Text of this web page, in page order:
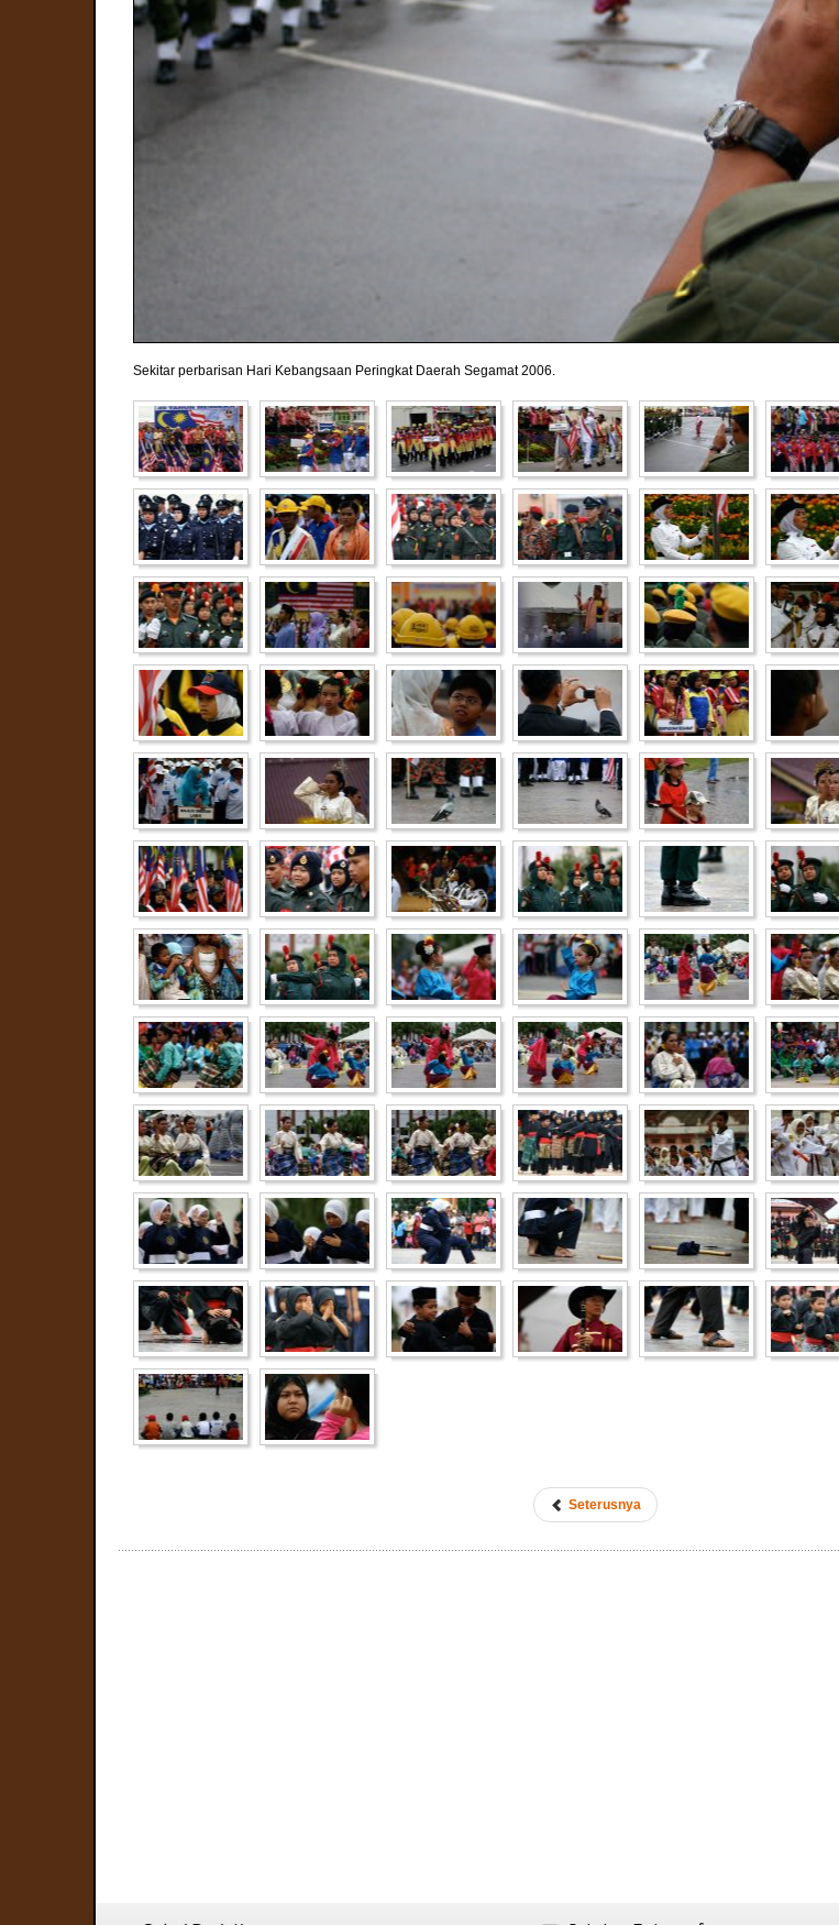
Sekitar perbarisan Hari Kebangsaan Peringkat Daerah Segamat 2006.
Seterusnya